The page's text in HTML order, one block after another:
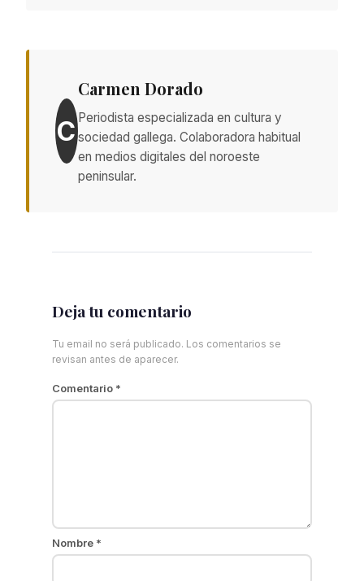
C
Carmen Dorado
Periodista especializada en cultura y
sociedad gallega. Colaboradora habitual
en medios digitales del noroeste
peninsular.
Deja tu comentario
Tu email no será publicado. Los comentarios se
revisan antes de aparecer.
Comentario *
Nombre *